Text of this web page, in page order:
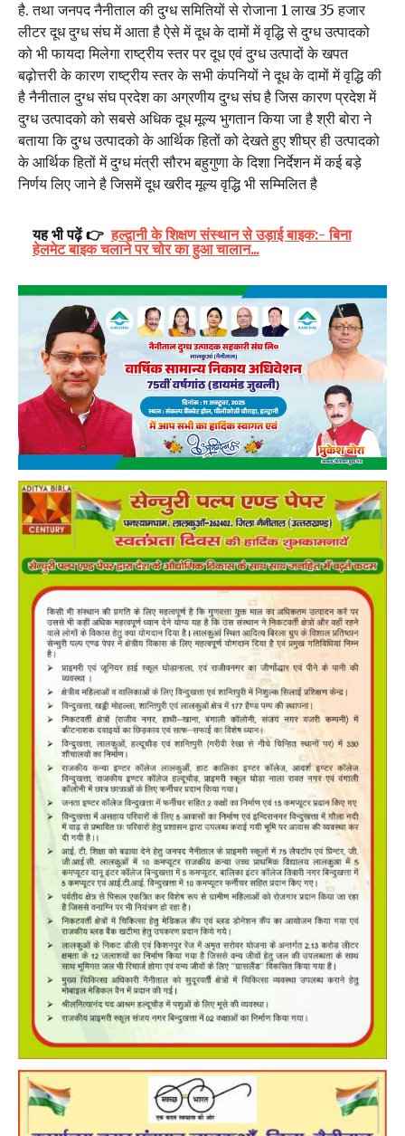
है. तथा जनपद नैनीताल की दुग्ध समितियों से रोजाना 1 लाख 35 हजार
लीटर दूध दुग्ध संघ में आता है ऐसे में दूध के दामों में वृद्धि से दुग्ध उत्पादको
को भी फायदा मिलेगा राष्ट्रीय स्तर पर दूध एवं दुग्ध उत्पादों के खपत
बढ़ोत्तरी के कारण राष्ट्रीय स्तर के सभी कंपनियों ने दूध के दामों में वृद्धि की
है नैनीताल दुग्ध संघ प्रदेश का अग्रणीय दुग्ध संघ है जिस कारण प्रदेश में
दुग्ध उत्पादको को सबसे अधिक दूध मूल्य भुगतान किया जा है श्री बोरा ने
बताया कि दुग्ध उत्पादको के आर्थिक हितों को देखते हुए शीघ्र ही उत्पादको
के आर्थिक हितों में दुग्ध मंत्री सौरभ बहुगुणा के दिशा निर्देशन में कई बड़े
निर्णय लिए जाने है जिसमें दूध खरीद मूल्य वृद्धि भी सम्मिलित है
यह भी पढ़ें 👉 हल्द्वानी के शिक्षण संस्थान से उड़ाई बाइक:- बिना
हेलमेट बाइक चलाने पर चोर का हुआ चालान...